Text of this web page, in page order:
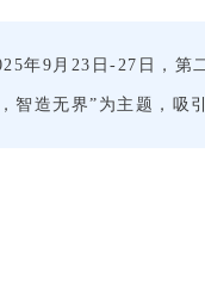
年9月23日-27日，第
智造无界”为主题，吸